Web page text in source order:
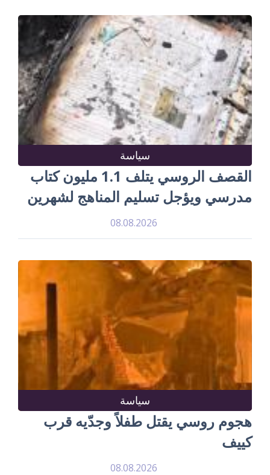
سياسة
القصف الروسي يتلف 1.1 مليون كتاب
مدرسي ويؤجل تسليم المناهج لشهرين
08.08.2026
سياسة
هجوم روسي يقتل طفلاً وجدّيه قرب
كييف
08.08.2026